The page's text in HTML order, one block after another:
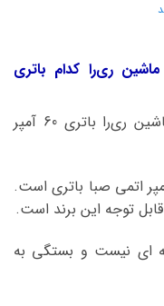
ری‌را کدام باتری
بهترین و مناسب ترین باطری برای ماشین ری‌را باتری 60 آمپر
پیشنهادی ما به شما باطری 60 آمپر اتمی صبا باتری است.
توجه این برند است.
ای نیست و بستگی به